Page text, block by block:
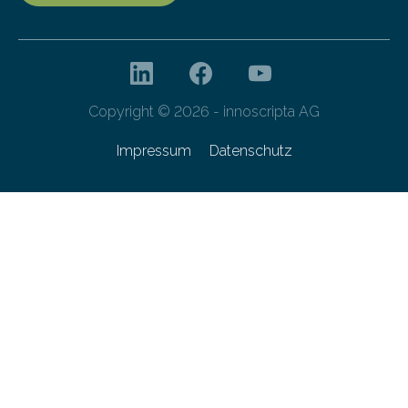
Copyright © 2026 - innoscripta AG
Impressum Datenschutz